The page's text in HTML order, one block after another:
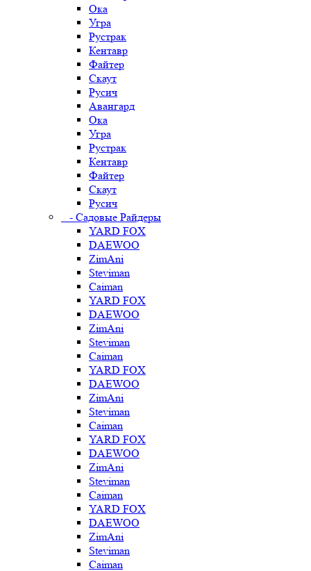
Ока
Угра
Рустрак
Кентавр
Файтер
Скаут
Русич
Авангард
Ока
Угра
Рустрак
Кентавр
Файтер
Скаут
Русич
- Садовые Райдеры
YARD FOX
DAEWOO
ZimAni
Steviman
Caiman
YARD FOX
DAEWOO
ZimAni
Steviman
Caiman
YARD FOX
DAEWOO
ZimAni
Steviman
Caiman
YARD FOX
DAEWOO
ZimAni
Steviman
Caiman
YARD FOX
DAEWOO
ZimAni
Steviman
Caiman